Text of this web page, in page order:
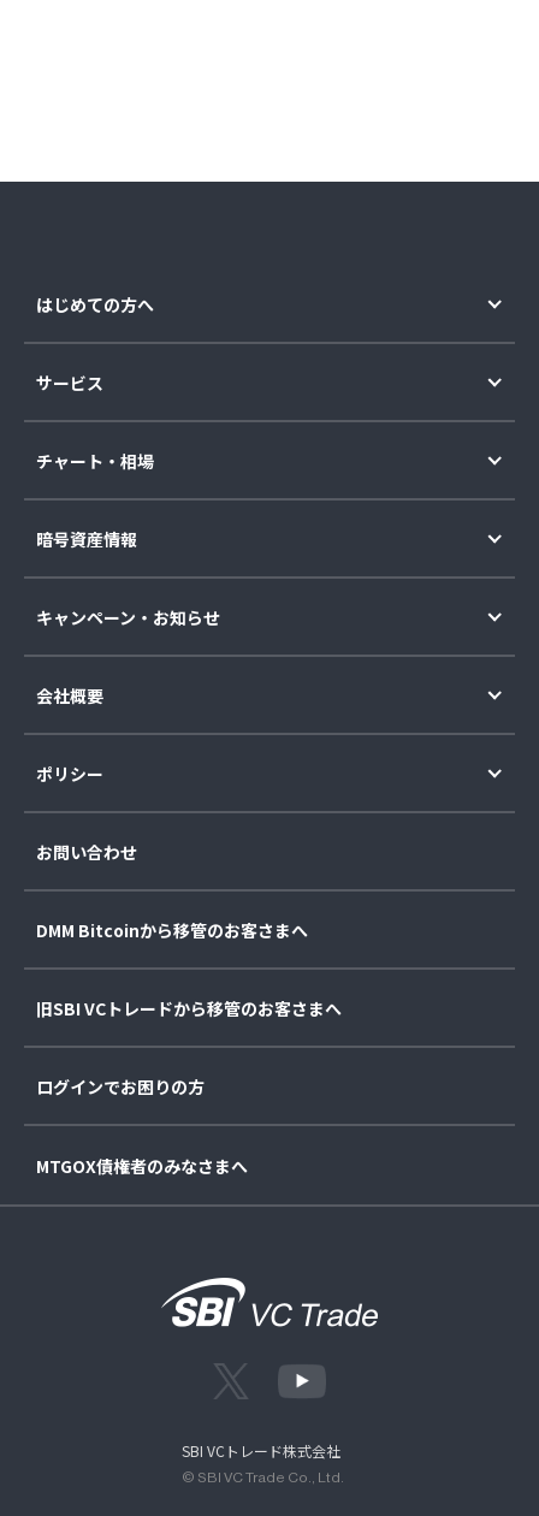
はじめての方へ
サービス
チャート・相場
暗号資産情報
キャンペーン・お知らせ
会社概要
ポリシー
お問い合わせ
DMM Bitcoinから移管のお客さまへ
旧SBI VCトレードから移管のお客さまへ
ログインでお困りの方
MTGOX債権者のみなさまへ
SBI VCトレード株式会社
© SBI VC Trade Co., Ltd.